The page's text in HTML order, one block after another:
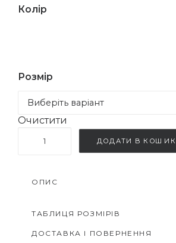
Колір
Розмір
Очистити
ДОДАТИ В КОШИК
ОПИС
ТАБЛИЦЯ РОЗМІРІВ
ДОСТАВКА І ПОВЕРНЕННЯ